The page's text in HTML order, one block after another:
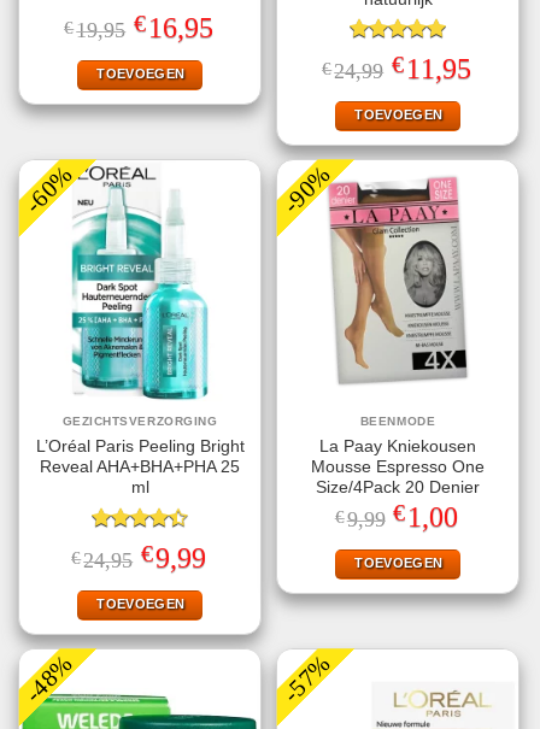
Gewaardeerd
5.00uit 5
€19,95 Oorspronkelijke
prijs
was:
€19,95.
€16,95prijs
TOEVOEGEN
Gewaardeerd
5.00uit 5
€24,99 Oorspronkelijke
prijs
was:
€24,99.
€11,95prijs
TOEVOEGEN
-60%
GEZICHTSVERZORGING
L’Oréal Paris Peeling Bright
Reveal AHA+BHA+PHA 25
ml
Gewaardeerd
4.40uit 5
€24,95 Oorspronkelijke
prijs
was:
€24,95.
€9,99Huidige
prijs
TOEVOEGEN
-90%
BEENMODE
La Paay Kniekousen
Mousse Espresso One
Size/4Pack 20 Denier
€9,99 Oorspronkelijke
prijs
was:
€9,99.
€1,00
is:
€1,00.
TOEVOEGEN
-48% -57%